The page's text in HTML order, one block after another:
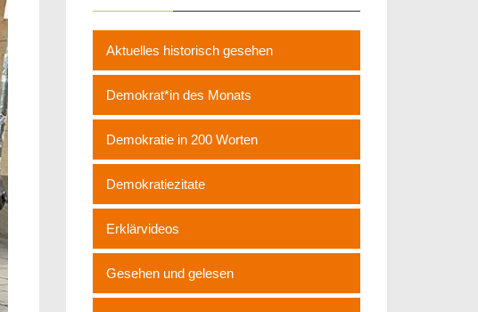
Aktuelles historisch gesehen
Demokrat*in des Monats
Demokratie in 200 Worten
Demokratiezitate
Erklärvideos
Gesehen und gelesen